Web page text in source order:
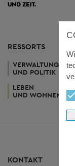
RESSORTS
VERWALTUNG
UND POLITIK
LEBEN
UND WOHNEN
KONTAKT